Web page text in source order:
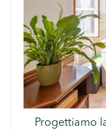
Progettiamo